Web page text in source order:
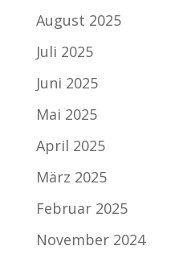
August 2025
Juli 2025
Juni 2025
Mai 2025
April 2025
März 2025
Februar 2025
November 2024